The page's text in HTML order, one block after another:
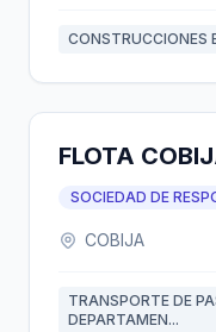
CONSTRUCCIONES
FLOTA
SOCIEDAD DE
COBIJA
TRANSPORTE DE
DEPARTAMEN...